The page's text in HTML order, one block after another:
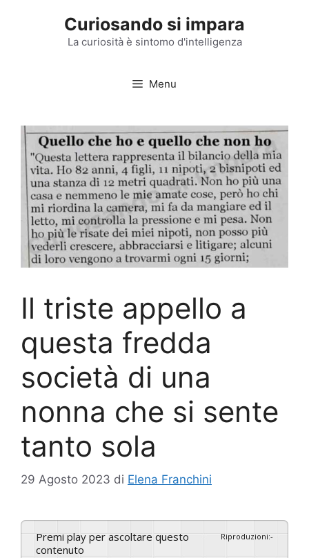
Curiosando si impara
La curiosità è sintomo d'intelligenza
Menu
Il triste appello a
questa fredda
società di una
nonna che si sente
tanto sola
29 Agosto 2023 di Elena Franchini
Premi play per ascoltare questo
contenuto
Riproduzioni:-